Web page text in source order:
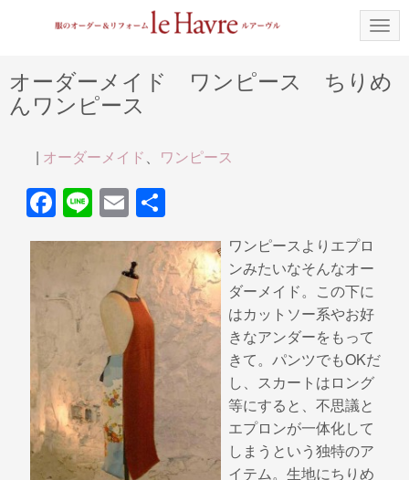
N
a
i
g
a
オーダーメイド ワンピース ちりめ
んワンピース
| オーダーメイド、 ワンピース
F
a
e
b
o
o
k
Li
n
E
m
ail
有
ワンピースよりエプロ
ンみたいなそんなオー
ダーメイド。この下に
はカットソー系やお好
きなアンダーをもって
きて。パンツでもOKだ
し、スカートはロング
等にすると、不思議と
エプロンが一体化して
しまうという独特のア
イテム。生地にちりめ